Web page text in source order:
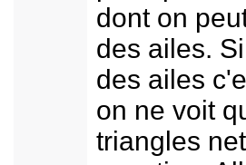
dont on
des ailes.
des ailes
on ne voit
triangles